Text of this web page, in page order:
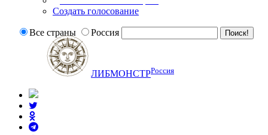
Создать голосование
Все страны Россия
ЛИБМОНСТРРоссия